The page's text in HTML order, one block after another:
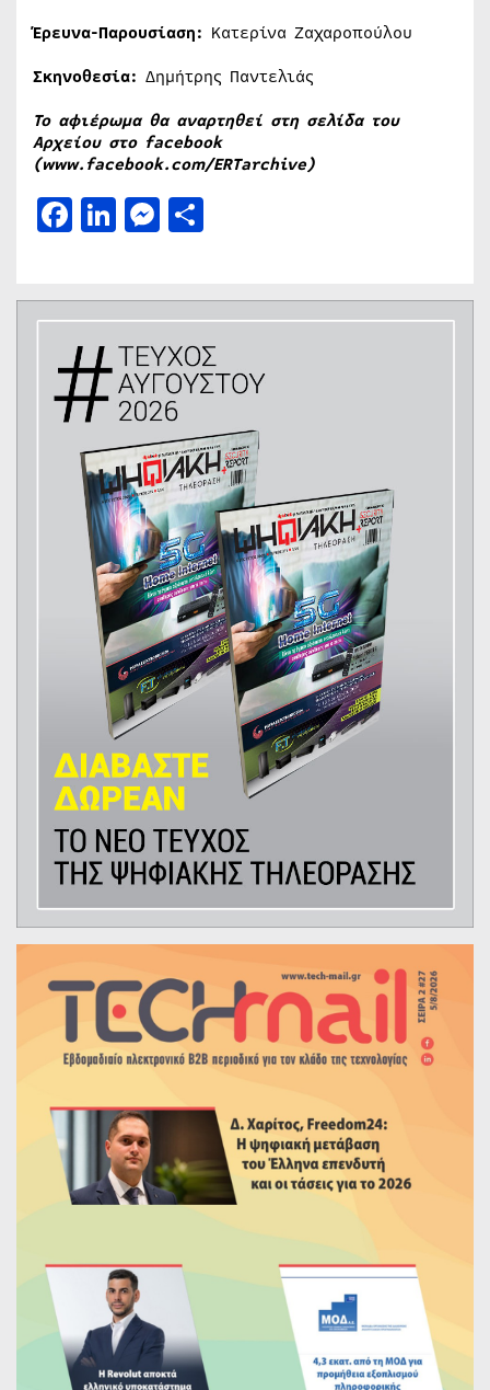
Έρευνα-Παρουσίαση: Κατερίνα Ζαχαροπούλου
Σκηνοθεσία: Δημήτρης Παντελιάς
Το αφιέρωμα θα αναρτηθεί στη σελίδα του
Αρχείου στο facebook
(www.facebook.com/ERTarchive)
Facebook
LinkedIn
Messenger